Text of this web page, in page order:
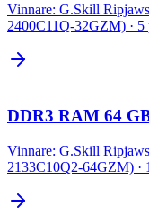
Vinnare: G.Skill
2400C11Q-32GZM) · 5
DDR3 RAM 64
Vinnare: G.Skill
2133C10Q2-64GZM) · 1